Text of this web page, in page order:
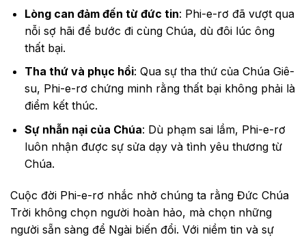
Lòng can đảm đến từ đức tin: Phi-e-rơ đã vượt qua
nỗi sợ hãi để bước đi cùng Chúa, dù đôi lúc ông
thất bại.
Tha thứ và phục hồi: Qua sự tha thứ của Chúa Giê-
su, Phi-e-rơ chứng minh rằng thất bại không phải là
điểm kết thúc.
Sự nhẫn nại của Chúa: Dù phạm sai lầm, Phi-e-rơ
luôn nhận được sự sửa dạy và tình yêu thương từ
Chúa.
Cuộc đời Phi-e-rơ nhắc nhở chúng ta rằng Đức Chúa
Trời không chọn người hoàn hảo, mà chọn những
người sẵn sàng để Ngài biến đổi. Với niềm tin và sự